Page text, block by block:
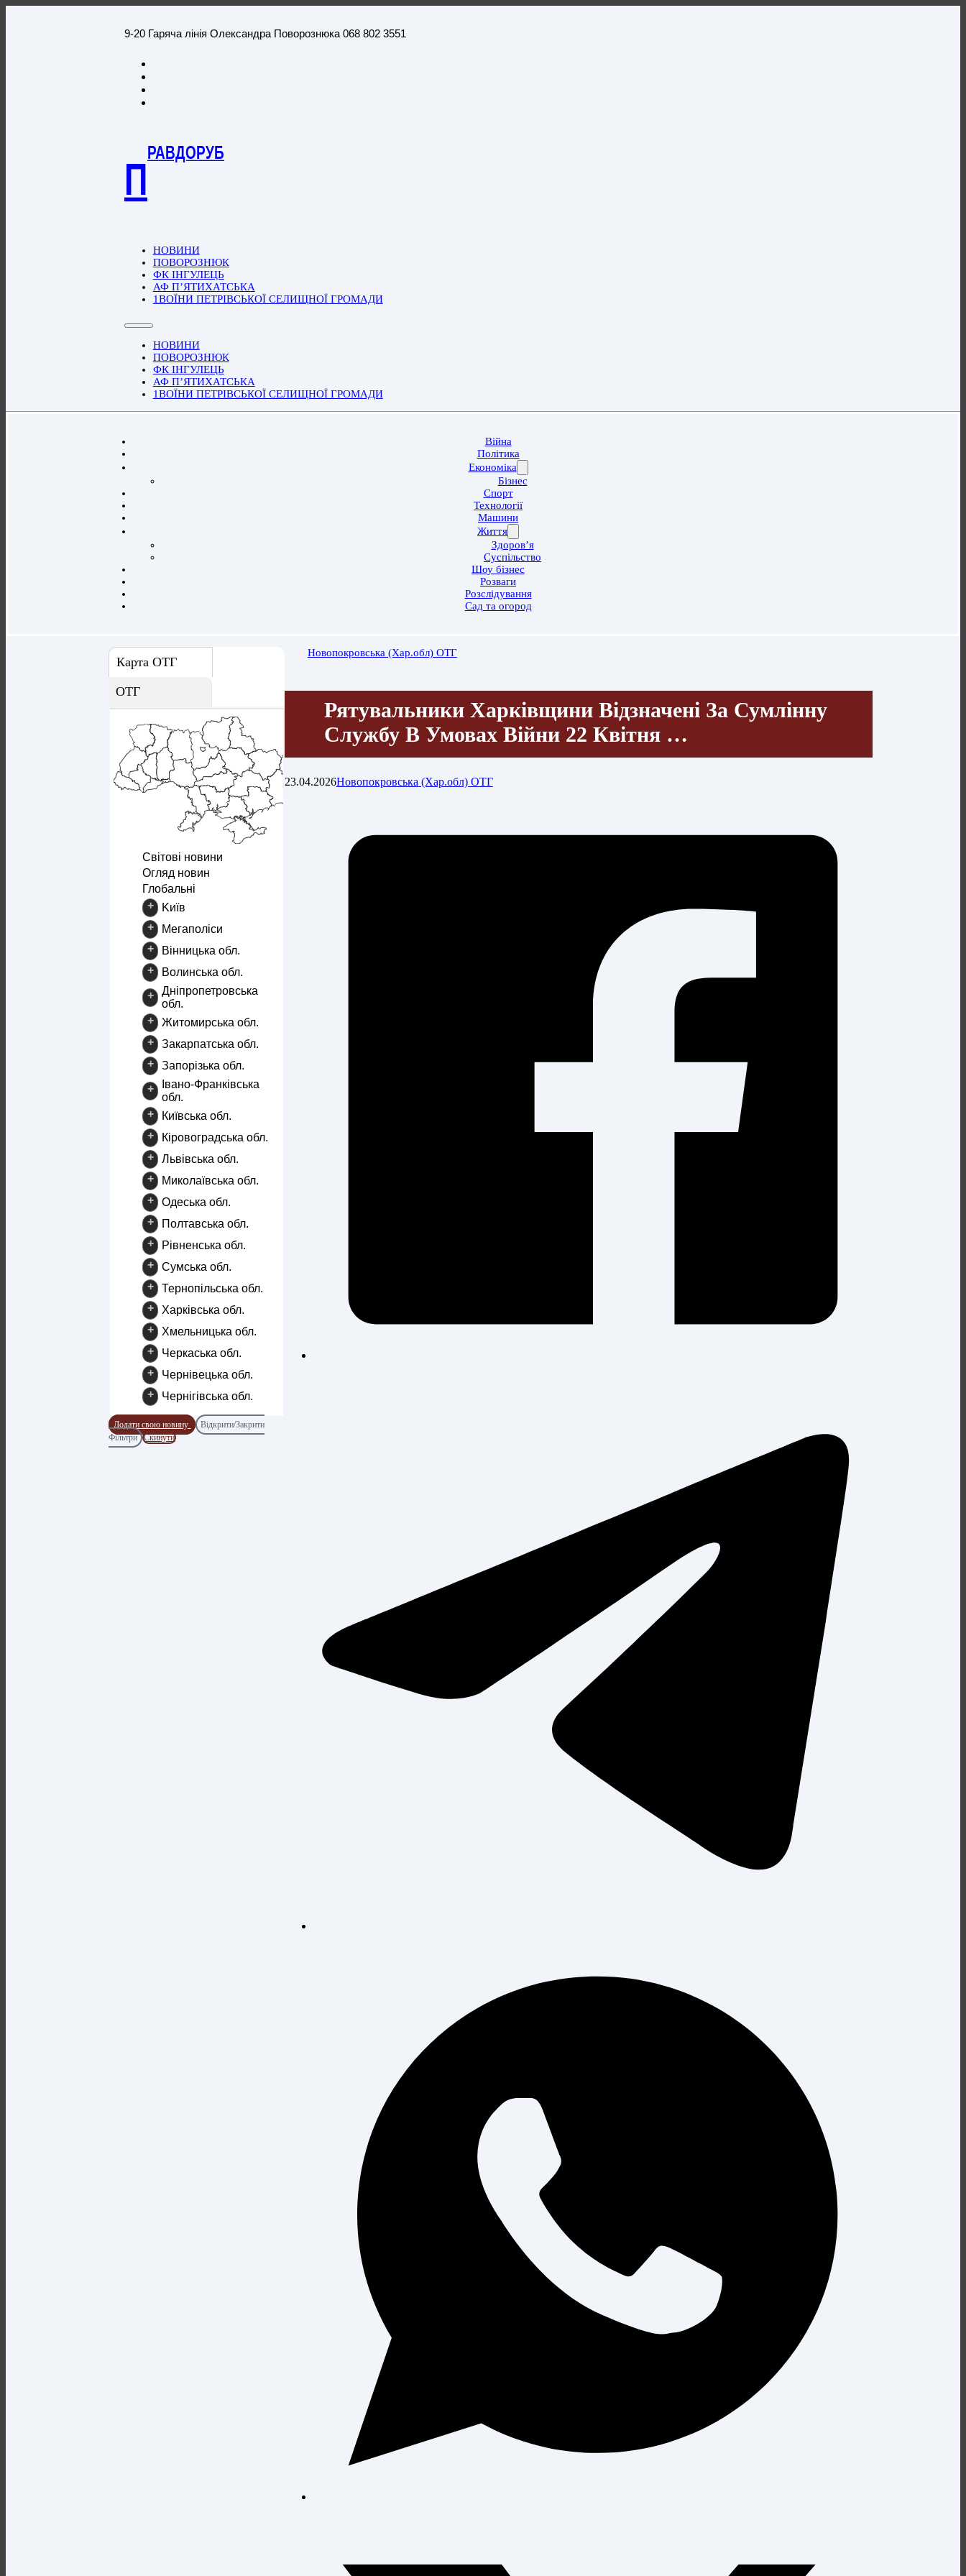
9-20 Гаряча лінія Олександра Поворознюка 068 802 3551
П
РАВДОРУБ
НОВИНИ
ПОВОРОЗНЮК
ФК ІНГУЛЕЦЬ
АФ П’ЯТИХАТСЬКА
1ВОЇНИ ПЕТРІВСЬКОЇ СЕЛИЩНОЇ ГРОМАДИ
НОВИНИ
ПОВОРОЗНЮК
ФК ІНГУЛЕЦЬ
АФ П’ЯТИХАТСЬКА
1ВОЇНИ ПЕТРІВСЬКОЇ СЕЛИЩНОЇ ГРОМАДИ
Війна
Політика
Економіка
Бізнес
Спорт
Технології
Машини
Життя
Здоров’я
Суспільство
Шоу бізнес
Розваги
Розслідування
Сад та огород
Карта ОТГ
ОТГ
Світові новини
Огляд новин
Глобальні
+
Kиїв
+
Mегаполіси
+
Вінницька обл.
+
Волинська обл.
+
Дніпропетровська
обл.
+
Житомирська обл.
+
Закарпатська обл.
+
Запорізька обл.
+
Івано-Франківська
обл.
+
Київська обл.
+
Кіровоградська обл.
+
Львівська обл.
+
Миколаївська обл.
+
Одеська обл.
+
Полтавська обл.
+
Рівненська обл.
+
Сумська обл.
+
Тернопільська обл.
+
Харківська обл.
+
Хмельницька обл.
+
Черкаська обл.
+
Чернівецька обл.
+
Чернігівська обл.
Додати свою новину
Відкрити/Закрити
Фільтри
Скинути
Новопокровська (Хар.обл) ОТГ
Рятувальники Харківщини Відзначені За Сумлінну
Службу В Умовах Війни 22 Квітня …
23.04.2026Новопокровська (Хар.обл) ОТГ